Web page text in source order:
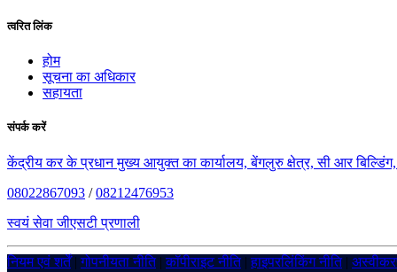
त्वरित लिंक
होम
सूचना का अधिकार
सहायता
संपर्क करें
केंद्रीय कर के प्रधान मुख्य आयुक्त का कार्यालय, बेंगलुरु क्षेत्र, सी आर
08022867093 /08212476953
स्वयं सेवा जीएसटी प्रणाली
नियम एवं शर्तें|गोपनीयता नीति|कॉपीराइट नीति|हाइपरलिंकिंग नीति|